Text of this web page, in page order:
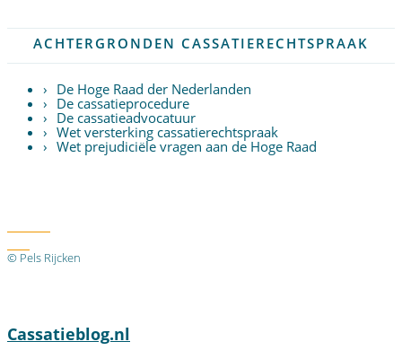
ACHTERGRONDEN CASSATIERECHTSPRAAK
De Hoge Raad der Nederlanden
De cassatieprocedure
De cassatieadvocatuur
Wet versterking cassatierechtspraak
Wet prejudiciële vragen aan de Hoge Raad
© Pels Rijcken
Cassatieblog.nl